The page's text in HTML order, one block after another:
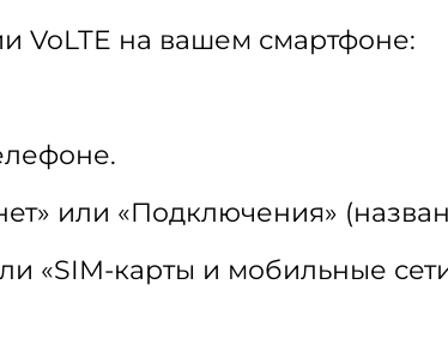
VoLTE на вашем смартфоне:
или «Подключения»
«SIM-карты и мобильные